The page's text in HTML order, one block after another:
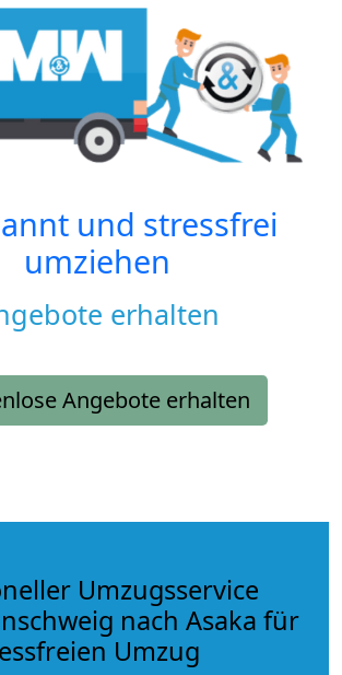
und stressfrei
umziehen
erhalten
Angebote erhalten
Umzugsservice
nach Asaka für
Umzug